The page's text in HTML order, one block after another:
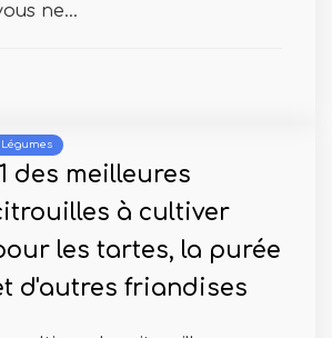
ne...
Légumes
des meilleures
à cultiver
les tartes, la purée
d'autres friandises